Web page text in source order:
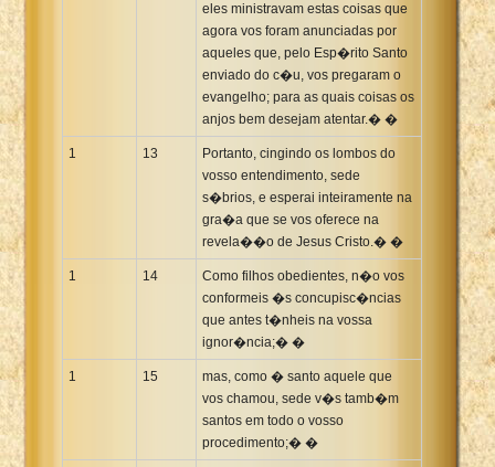
eles ministravam estas coisas que
agora vos foram anunciadas por
aqueles que, pelo Esp�rito Santo
enviado do c�u, vos pregaram o
evangelho; para as quais coisas os
anjos bem desejam atentar.� �
1 13
Portanto, cingindo os lombos do
vosso entendimento, sede
s�brios, e esperai inteiramente na
gra�a que se vos oferece na
revela��o de Jesus Cristo.� �
1 14
Como filhos obedientes, n�o vos
conformeis �s concupisc�ncias
que antes t�nheis na vossa
ignor�ncia;� �
1 15
mas, como � santo aquele que
vos chamou, sede v�s tamb�m
santos em todo o vosso
procedimento;� �